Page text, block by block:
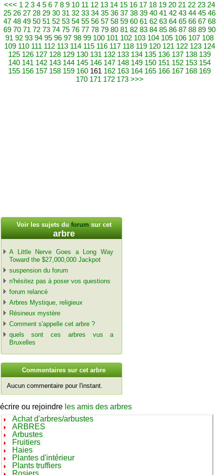
<<< 1 2 3 4 5 6 7 8 9 10 11 12 13 14 15 16 17 18 19 20 21 22 23 24
25 26 27 28 29 30 31 32 33 34 35 36 37 38 39 40 41 42 43 44 45 46
47 48 49 50 51 52 53 54 55 56 57 58 59 60 61 62 63 64 65 66 67 68
69 70 71 72 73 74 75 76 77 78 79 80 81 82 83 84 85 86 87 88 89 90
91 92 93 94 95 96 97 98 99 100 101 102 103 104 105 106 107 108
109 110 111 112 113 114 115 116 117 118 119 120 121 122 123 124
125 126 127 128 129 130 131 132 133 134 135 136 137 138 139
140 141 142 143 144 145 146 147 148 149 150 151 152 153 154
155 156 157 158 159 160 161 162 163 164 165 166 167 168 169
170 171 172 173 >>>
Voir les sujets du forum sur cet
arbre
A Little Nerve Goes a Long Way
Toward the $27,000,000 Jackpot
suspension du forum
n'hésitez pas à poser vos questions
forum relancé
Arbres Mystique, religieux
Résineux mystère
Comment s'appelle cet arbre ?
quels sont ces arbres vus a
Bruxelles
Commentaires sur cet arbre
Aucun commentaire pour l'instant.
écrire ou rejoindre les amis des arbres
Achat d'arbres/arbustes
ARBRES
Arbustes
Fruitiers
Haies
Plantes d'intérieur
Plants truffiers
Rosiers